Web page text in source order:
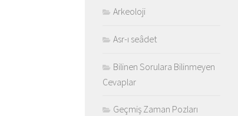
Arkeoloji
Asr-ı seâdet
Bilinen Sorulara Bilinmeyen
Cevaplar
Geçmiş Zaman Pozları